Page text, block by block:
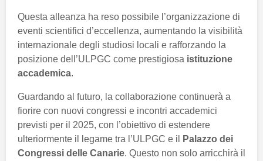
Questa alleanza ha reso possibile l’organizzazione di
eventi scientifici d’eccellenza, aumentando la visibilità
internazionale degli studiosi locali e rafforzando la
posizione dell’ULPGC come prestigiosa istituzione
accademica.
Guardando al futuro, la collaborazione continuerà a
fiorire con nuovi congressi e incontri accademici
previsti per il 2025, con l’obiettivo di estendere
ulteriormente il legame tra l’ULPGC e il
Palazzo dei
Congressi delle Canarie. Questo non solo arricchirà il